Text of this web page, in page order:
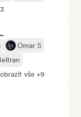
Omar S
vše +9